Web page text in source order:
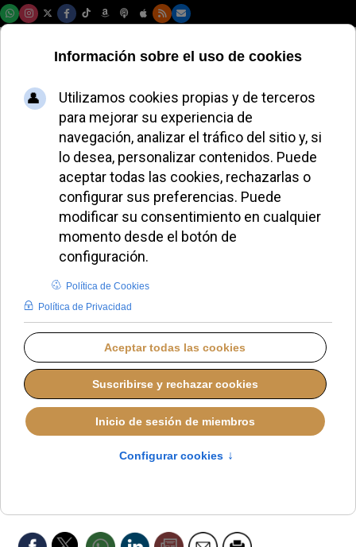
Nadal envía una
camiseta al Papa,
que sueña con jugar
al tenis con él
JAVIER RUIZ ARREGUI ESPAÑA